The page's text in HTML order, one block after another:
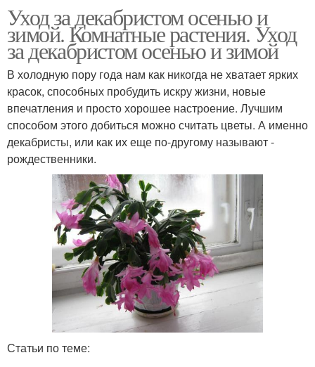
Уход за декабристом осенью и
зимой. Комнатные растения. Уход
за декабристом осенью и зимой
В холодную пору года нам как никогда не хватает ярких
красок, способных пробудить искру жизни, новые
впечатления и просто хорошее настроение. Лучшим
способом этого добиться можно считать цветы. А именно
декабристы, или как их еще по-другому называют -
рождественники.
Статьи по теме: